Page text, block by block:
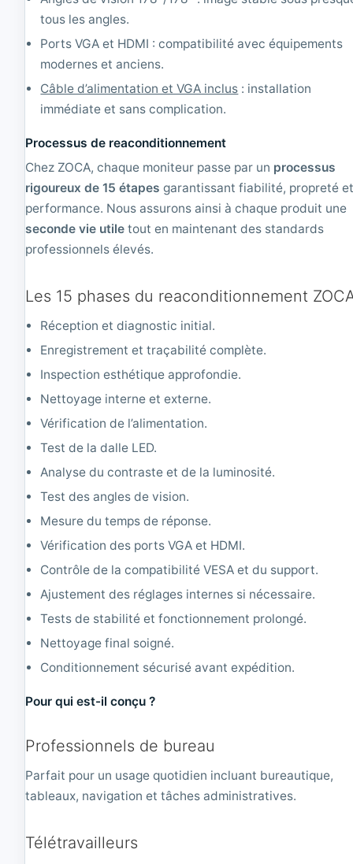
6
x
0
tous les angles.
Ports VGA et HDMI : compatibilité avec équipements
modernes et anciens.
Câble d’alimentation et VGA inclus : installation
immédiate et sans complication.
Processus de reaconditionnement
Chez ZOCA, chaque moniteur passe par un processus
rigoureux de 15 étapes garantissant fiabilité, propreté
performance. Nous assurons ainsi à chaque produit une
seconde vie utile tout en maintenant des standards
professionnels élevés.
Les 15 phases du reaconditionnement
Réception et diagnostic initial.
Enregistrement et traçabilité complète.
Inspection esthétique approfondie.
Nettoyage interne et externe.
Vérification de l’alimentation.
Test de la dalle LED.
Analyse du contraste et de la luminosité.
Test des angles de vision.
Mesure du temps de réponse.
Vérification des ports VGA et HDMI.
Contrôle de la compatibilité VESA et du support.
Ajustement des réglages internes si nécessaire.
Tests de stabilité et fonctionnement prolongé.
Nettoyage final soigné.
Conditionnement sécurisé avant expédition.
Pour qui est-il conçu ?
Professionnels de bureau
Parfait pour un usage quotidien incluant bureautique,
tableaux, navigation et tâches administratives.
Télétravailleurs